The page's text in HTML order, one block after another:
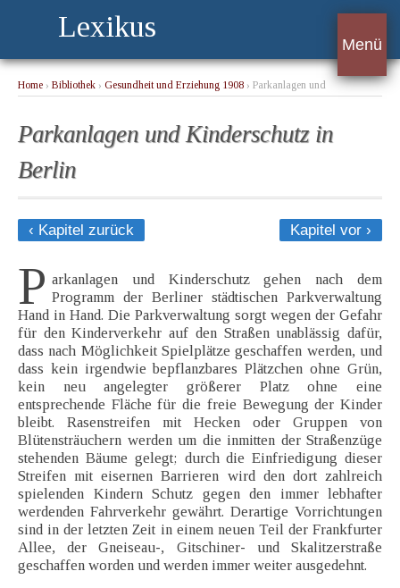
Lexikus
Menü
Home › Bibliothek › Gesundheit und Erziehung 1908 › Parkanlagen und
Parkanlagen und Kinderschutz in
Berlin
‹ Kapitel zurück Kapitel vor ›
P arkanlagen und Kinderschutz gehen nach dem
Programm der Berliner städtischen Parkverwaltung
Hand in Hand. Die Parkverwaltung sorgt wegen der Gefahr
für den Kinderverkehr auf den Straßen unablässig dafür,
dass nach Möglichkeit Spielplätze geschaffen werden, und
dass kein irgendwie bepflanzbares Plätzchen ohne Grün,
kein neu angelegter größerer Platz ohne eine
entsprechende Fläche für die freie Bewegung der Kinder
bleibt. Rasenstreifen mit Hecken oder Gruppen von
Blütensträuchern werden um die inmitten der Straßenzüge
stehenden Bäume gelegt; durch die Einfriedigung dieser
Streifen mit eisernen Barrieren wird den dort zahlreich
spielenden Kindern Schutz gegen den immer lebhafter
werdenden Fahrverkehr gewährt. Derartige Vorrichtungen
sind in der letzten Zeit in einem neuen Teil der Frankfurter
Allee, der Gneiseau-, Gitschiner- und Skalitzerstraße
geschaffen worden und werden immer weiter ausgedehnt.